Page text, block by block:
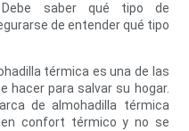
Debe saber qué tipo de
de entender qué tipo
térmica es una de las
hacer para salvar su hogar.
de almohadilla térmica
confort térmico y no se